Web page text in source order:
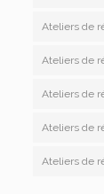
Ateliers de
Ateliers de
Ateliers de
Ateliers de
Ateliers de